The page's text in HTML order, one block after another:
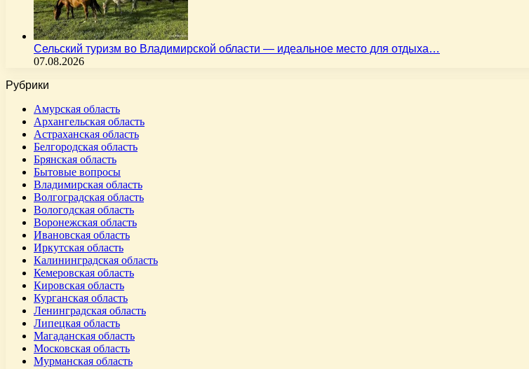
Сельский туризм во Владимирской области — идеальное место для отдыха…
07.08.2026
Рубрики
Амурская область
Архангельская область
Астраханская область
Белгородская область
Брянская область
Бытовые вопросы
Владимирская область
Волгоградская область
Вологодская область
Воронежская область
Ивановская область
Иркутская область
Калининградская область
Кемеровская область
Кировская область
Курганская область
Ленинградская область
Липецкая область
Магаданская область
Московская область
Мурманская область